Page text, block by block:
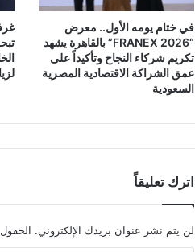
في ختام يومه الأول.. معرض
“FRANEX 2026” بالقاهرة يشهد
تكريم شركاء النجاح وتأكيداً على
عمق الشراكة الاقتصادية المصرية
السعودية
اترك تعليقاً
لن يتم نشر عنوان بريدك الإلكتروني. الحقول